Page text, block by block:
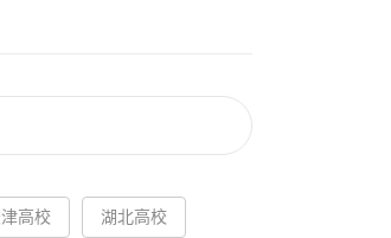
高校 湖北高校